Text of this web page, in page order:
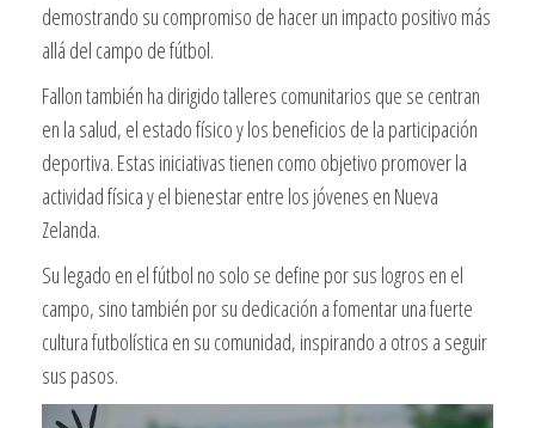
demostrando su compromiso de hacer un impacto positivo más
allá del campo de fútbol.
Fallon también ha dirigido talleres comunitarios que se centran
en la salud, el estado físico y los beneficios de la participación
deportiva. Estas iniciativas tienen como objetivo promover la
actividad física y el bienestar entre los jóvenes en Nueva
Zelanda.
Su legado en el fútbol no solo se define por sus logros en el
campo, sino también por su dedicación a fomentar una fuerte
cultura futbolística en su comunidad, inspirando a otros a seguir
sus pasos.